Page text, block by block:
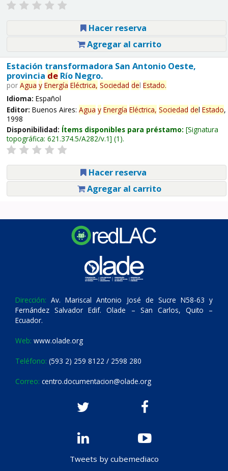
Hacer reserva
Agregar al carrito
Estación transformadora San Antonio Oeste,
provincia deRío Negro.
por Agua y Energía Eléctrica, Sociedad del Estado.
Idioma: Español
Editor: Buenos Aires: Agua y Energía Eléctrica, Sociedad del Estado,
1998
Disponibilidad: Ítems disponibles para préstamo: Signatura
topográfica: 621.374.5/A282/v.1 (1).
Hacer reserva
Agregar al carrito
Dirección: Av. Mariscal Antonio José de Sucre N58-63 y
Fernández Salvador Edif. Olade – San Carlos, Quito –
Ecuador.
Web: www.olade.org
Teléfono: (593 2) 259 8122 / 2598 280
Correo: centro.documentacion@olade.org
Tweets by cubemediaco